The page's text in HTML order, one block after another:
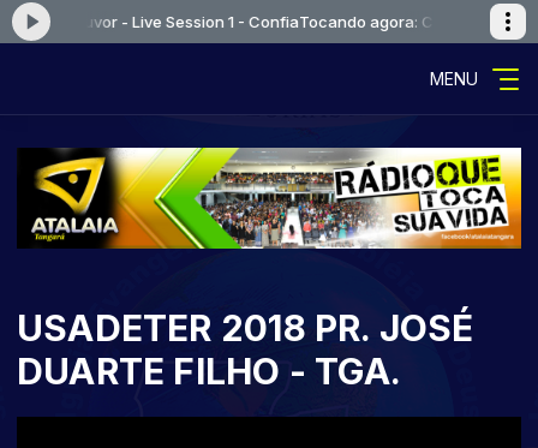
e Louvor - Live Session 1 - ConfiaTocando agora: Canção e Louvor
MENU
USADETER 2018 PR. JOSÉ
DUARTE FILHO - TGA.